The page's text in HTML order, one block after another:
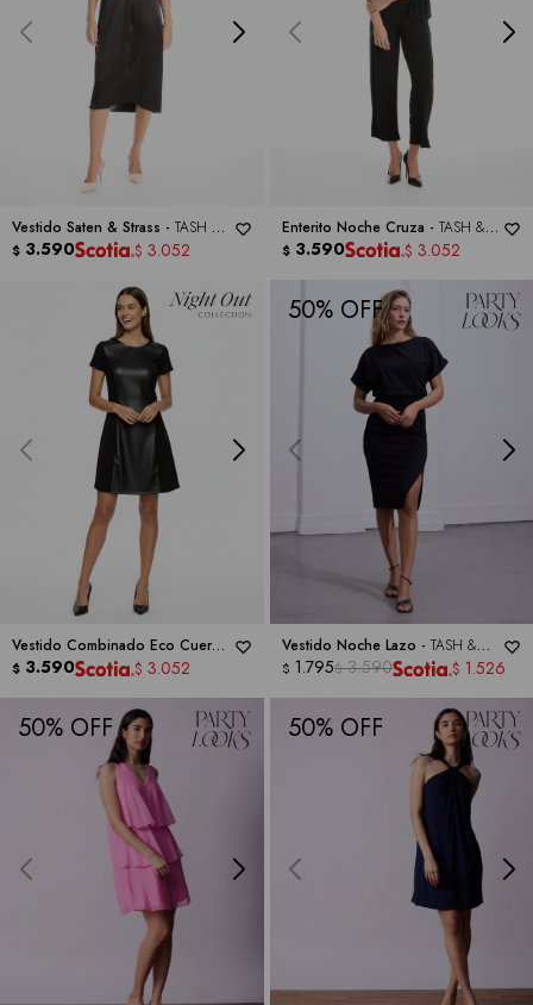
Vestido Saten & Strass - TASH &
SOPHIE
$ 3.590 $ 3.052
Enterito Noche Cruza - TASH &
SOPHIE
$ 3.590 $ 3.052
Vestido Combinado Eco Cuero -
TASH & SOPHIE
$ 3.590 $ 3.052
50
Vestido Noche Lazo - TASH &
SOPHIE
$ 1.795$ 3.590 $ 1.526
50 50